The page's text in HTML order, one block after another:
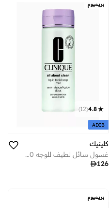
بريميوم
4.8
(
12
)
ADIB
كلينيك
غسول سائل لطيف للوجه 200 مل
126
بريميوم